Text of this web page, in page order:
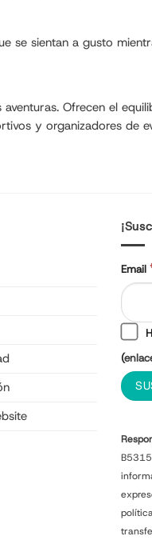
se sientan a gusto
Ofrecen el
y organizadores de
Email
(